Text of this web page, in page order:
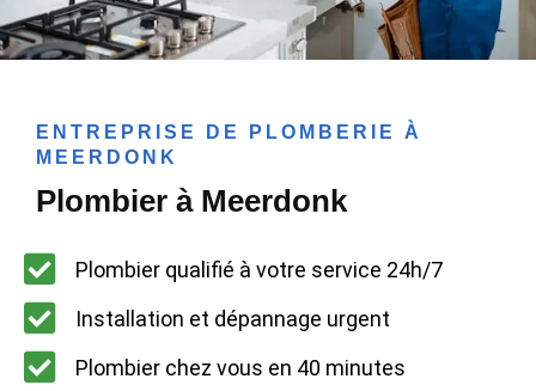
ENTREPRISE DE PLOMBERIE À
MEERDONK
Plombier à Meerdonk
Plombier qualifié à votre service 24h/7
Installation et dépannage urgent
Plombier chez vous en 40 minutes